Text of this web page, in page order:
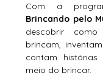
Com a
Brincando pelo
descobrir
brincam,
contam histórias
meio do brincar.